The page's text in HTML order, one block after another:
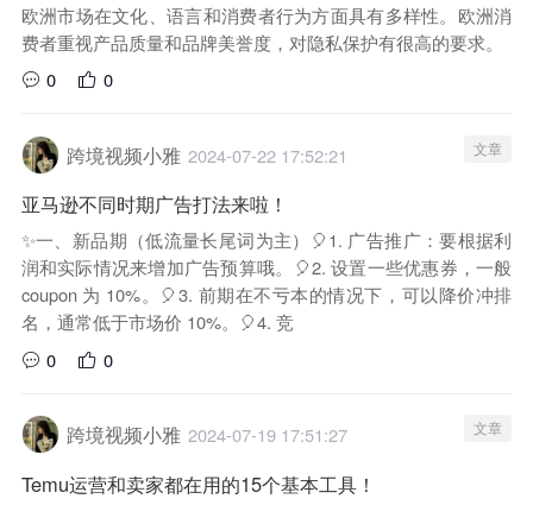
欧洲市场在文化、语言和消费者行为方面具有多样性。欧洲消
费者重视产品质量和品牌美誉度，对隐私保护有很高的要求。
0
0
跨境视频小雅 2024-07-22 17:52:21 文章
亚马逊不同时期广告打法来啦！
✨一、新品期（低流量长尾词为主）🎈1. 广告推广：要根据利
润和实际情况来增加广告预算哦。🎈2. 设置一些优惠券，一般
coupon 为 10%。🎈3. 前期在不亏本的情况下，可以降价冲排
名，通常低于市场价 10%。🎈4. 竞
0
0
跨境视频小雅 2024-07-19 17:51:27 文章
Temu运营和卖家都在用的15个基本工具！